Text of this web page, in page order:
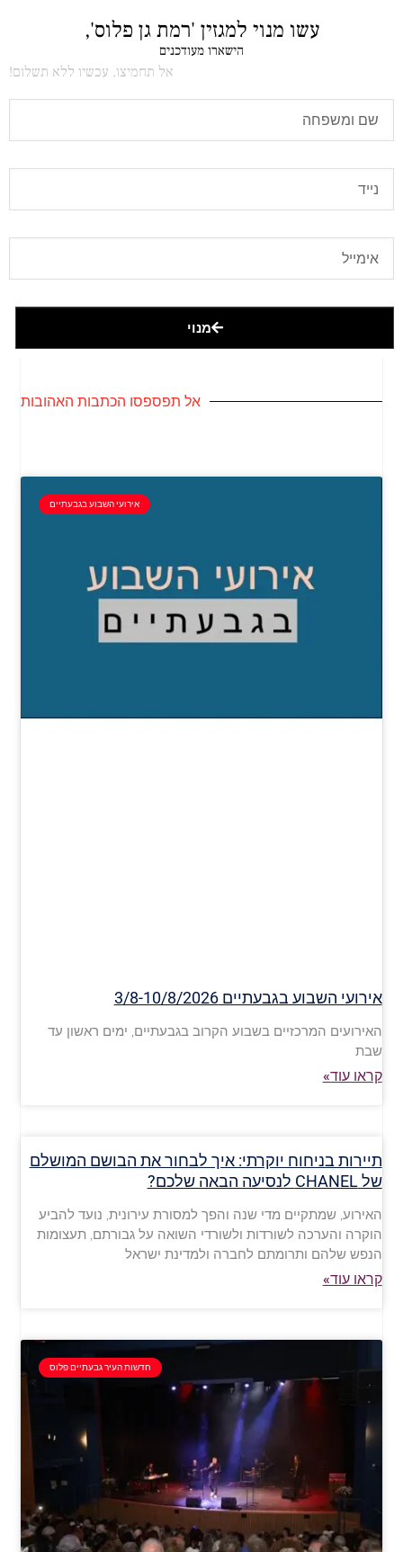
עשו מנוי למגזין 'רמת גן פלוס',
הישארו מעודכנים
אל תחמיצו, עכשיו ללא תשלום!
מנוי
אל תפספסו הכתבות האהובות
אירועי השבוע בגבעתיים
אירועי השבוע בגבעתיים 3/8-10/8/2026
האירועים המרכזיים בשבוע הקרוב בגבעתיים, ימים ראשון עד
שבת
קראו עוד»
תיירות בניחוח יוקרתי: איך לבחור את הבושם המושלם
של CHANEL לנסיעה הבאה שלכם?
האירוע, שמתקיים מדי שנה והפך למסורת עירונית, נועד להביע
הוקרה והערכה לשורדות ולשורדי השואה על גבורתם, תעצומות
הנפש שלהם ותרומתם לחברה ולמדינת ישראל
קראו עוד»
חדשות העיר גבעתיים פלוס